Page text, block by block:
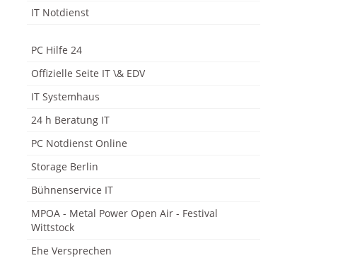
IT Notdienst
PC Hilfe 24
Offizielle Seite IT \& EDV
IT Systemhaus
24 h Beratung IT
PC Notdienst Online
Storage Berlin
Bühnenservice IT
MPOA - Metal Power Open Air - Festival
Wittstock
Ehe Versprechen